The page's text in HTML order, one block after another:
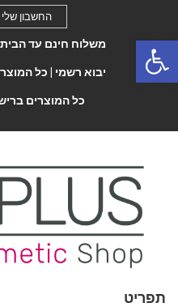
החשבון שלי
משלוח חינם עד הבית
יבוא רשמי | כל
כל המוצרים
Toggle
תפריט